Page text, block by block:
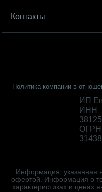
Контакты
Политика компании в
ИП
ИНН
Информация, указанная
офертой. Информация о
характеристиках и ценах